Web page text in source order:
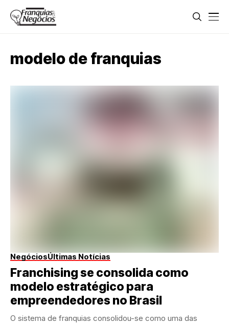
modelo de franquias
NegóciosÚltimas Notícias
Franchising se consolida como
modelo estratégico para
empreendedores no Brasil
O sistema de franquias consolidou-se como uma das